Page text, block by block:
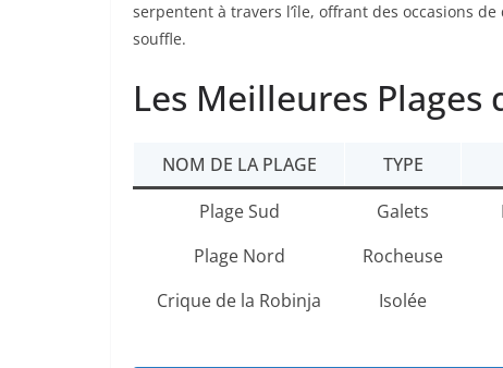
serpentent à travers l’île, offrant des occasions
souffle.
Les Meilleures Plages
NOM DE LA PLAGE TYPE
Plage Sud
Galets
Plage Nord
Rocheuse
Crique de la Robinja
Isolée